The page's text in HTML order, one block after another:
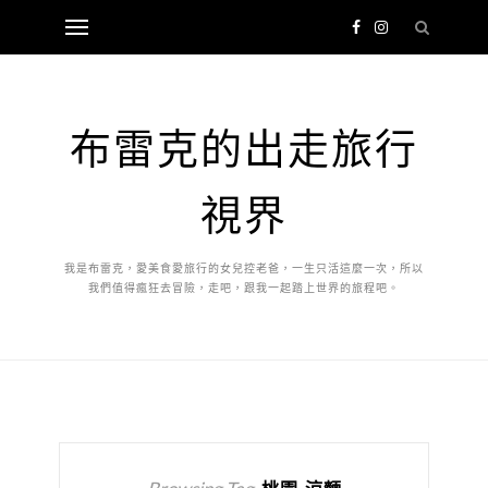
布雷克的出走旅行
視界
我是布雷克，愛美食愛旅行的女兒控老爸，一生只活這麼一次，所以
我們值得瘋狂去冒險，走吧，跟我一起踏上世界的旅程吧。